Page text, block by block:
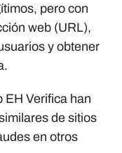
pero con
web (URL),
y obtener
EH Verifica han
de sitios
en otros